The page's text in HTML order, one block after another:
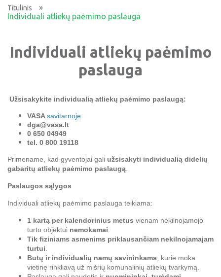
Titulinis
»
Individuali atliekų paėmimo paslauga
Individuali atliekų paėmimo
paslauga
Užsisakykite individualią atliekų paėmimo paslaugą:
VASAsavitarnoje
dga@vasa.lt
0 650 04949
tel. 0 800 19118
Primename, kad gyventojai gali užsisakyti individualią didelių
gabaritų atliekų paėmimo paslaugą
Paslaugos sąlygos
Individuali atliekų paėmimo paslauga teikiama:
1 kartą per kalendorinius metus vienam nekilnojamojo
turto objektui nemokamai
Tik fiziniams asmenims priklausančiam nekilnojamajam
turtui
Butų ir individualių namų savininkams , kurie moka
vietinę rinkliavą už mišrių komunalinių atliekų tvarkymą.